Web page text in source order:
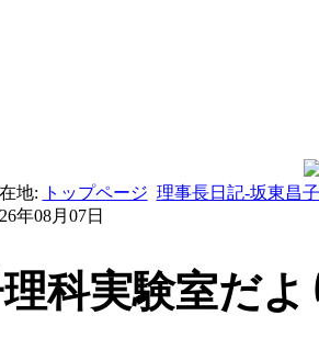
地: トップページ 理事長日記-坂東昌
年08月07日
科実験室だ